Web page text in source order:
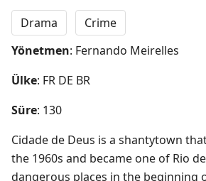
Drama
Crime
Yönetmen: Fernando Meirelles
Ülke: FR DE BR
Süre: 130
Cidade de Deus is a shantytown
the 1960s and became one of Rio
dangerous places in the beginning